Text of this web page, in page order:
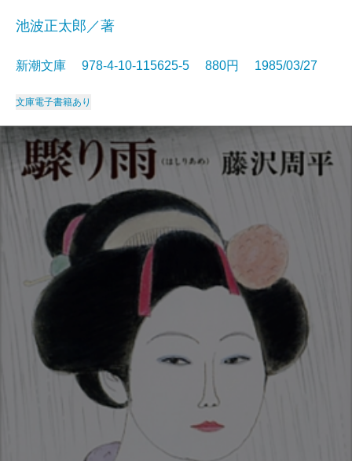
池波正太郎／著
新潮文庫 978-4-10-115625-5 880円 1985/03/27
文庫電子書籍あり